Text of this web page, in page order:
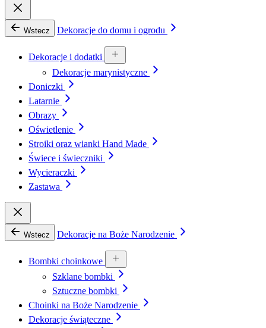
Wstecz Dekoracje do domu i ogrodu
Dekoracje i dodatki
Dekoracje marynistyczne
Doniczki
Latarnie
Obrazy
Oświetlenie
Stroiki oraz wianki Hand Made
Świece i świeczniki
Wycieraczki
Zastawa
Wstecz Dekoracje na Boże Narodzenie
Bombki choinkowe
Szklane bombki
Sztuczne bombki
Choinki na Boże Narodzenie
Dekoracje świąteczne